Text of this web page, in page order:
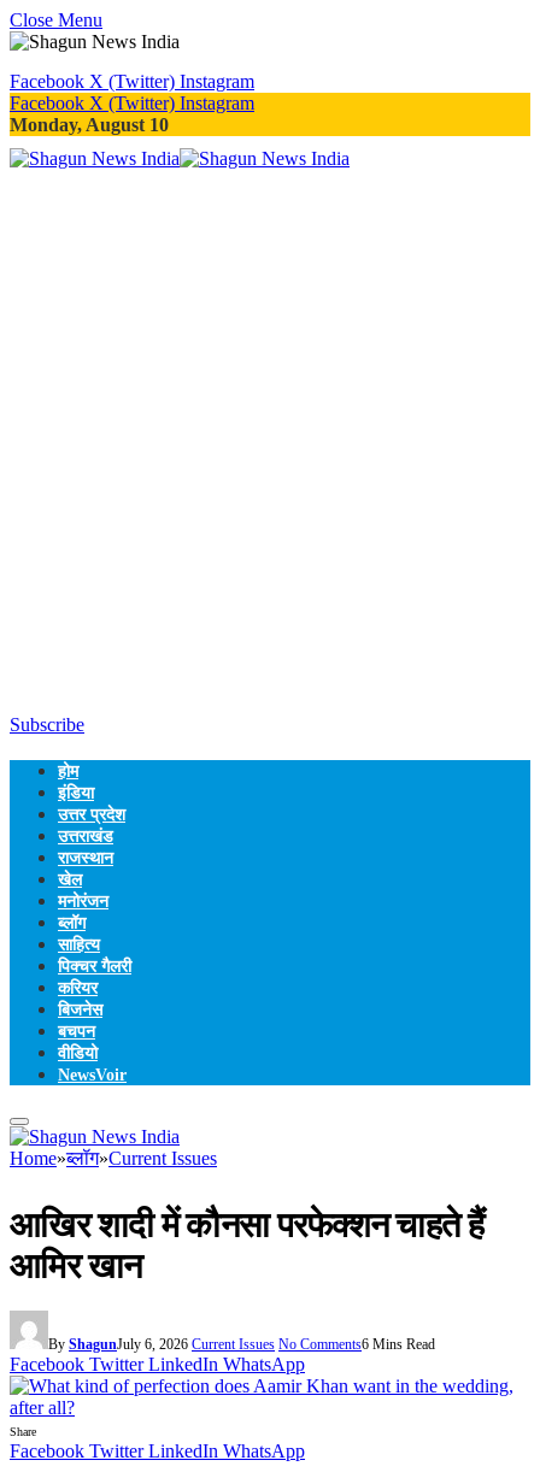
Close Menu
Facebook X (Twitter) Instagram
Facebook X (Twitter) Instagram
Monday, August 10
Subscribe
होम
इंडिया
उत्तर प्रदेश
उत्तराखंड
राजस्थान
खेल
मनोरंजन
ब्लॉग
साहित्य
पिक्चर गैलरी
करियर
बिजनेस
बचपन
वीडियो
NewsVoir
Home»ब्लॉग»Current Issues
आखिर शादी में कौनसा परफेक्शन चाहते हैं
आमिर खान
By ShagunJuly 6, 2026 Current Issues No Comments6 Mins Read
Facebook Twitter LinkedIn WhatsApp
Share
Facebook Twitter LinkedIn WhatsApp